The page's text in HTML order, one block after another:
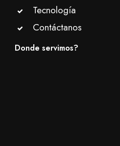
Tecnología
Contáctanos
Donde servimos?